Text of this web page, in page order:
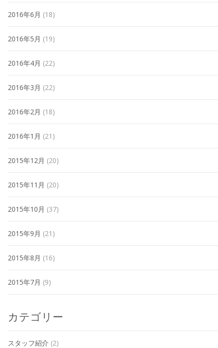
2016年6月 (18)
2016年5月 (19)
2016年4月 (22)
2016年3月 (22)
2016年2月 (18)
2016年1月 (21)
2015年12月 (20)
2015年11月 (20)
2015年10月 (37)
2015年9月 (21)
2015年8月 (16)
2015年7月 (9)
カテゴリー
スタッフ紹介 (2)